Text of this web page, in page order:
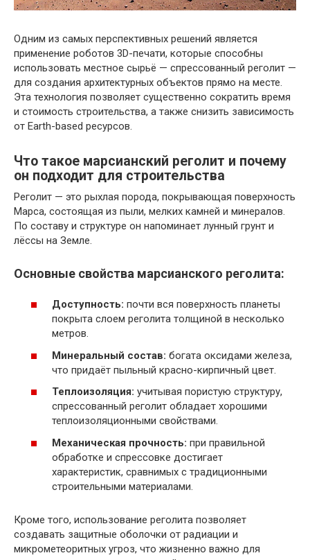
Одним из самых перспективных решений является
применение роботов 3D-печати, которые способны
использовать местное сырьё — спрессованный реголит —
для создания архитектурных объектов прямо на месте.
Эта технология позволяет существенно сократить время
и стоимость строительства, а также снизить зависимость
от Earth-based ресурсов.
Что такое марсианский реголит и почему
он подходит для строительства
Реголит — это рыхлая порода, покрывающая поверхность
Марса, состоящая из пыли, мелких камней и минералов.
По составу и структуре он напоминает лунный грунт и
лёссы на Земле.
Основные свойства марсианского реголита:
Доступность: почти вся поверхность планеты
покрыта слоем реголита толщиной в несколько
метров.
Минеральный состав: богата оксидами железа,
что придаёт пыльный красно-кирпичный цвет.
Теплоизоляция: учитывая пористую структуру,
спрессованный реголит обладает хорошими
теплоизоляционными свойствами.
Механическая прочность: при правильной
обработке и спрессовке достигает
характеристик, сравнимых с традиционными
строительными материалами.
Кроме того, использование реголита позволяет
создавать защитные оболочки от радиации и
микрометеоритных угроз, что жизненно важно для